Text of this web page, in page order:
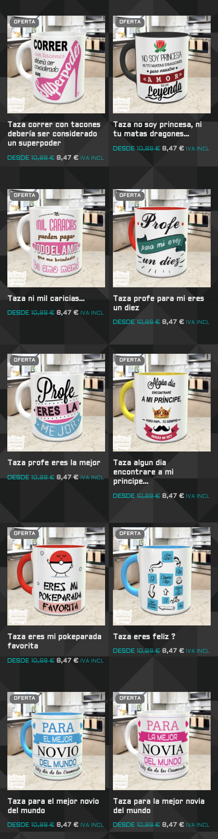
OFERTA
Taza correr con tacones
debería ser considerado
un superpoder
DESDE 10,89€ 8,47 € IVA INCL
OFERTA
Taza no soy princesa, ni
tu matas dragones…
DESDE 10,89€ 8,47€ IVA INCL
OFERTA
Taza ni mil caricias…
DESDE 10,89€ 8,47 € IVA INCL
OFERTA
Taza profe para mi eres
un diez
DESDE 10,89€ 8,47€ IVA INCL
OFERTA
Taza profe eres la mejor
DESDE 10,89€ 8,47€ IVA INCL
OFERTA
Taza algun dia
encontrare a mi
principe…
DESDE 10,89€ 8,47€ IVA INCL
OFERTA
Taza eres mi pokeparada
favorita
DESDE 10,89€ 8,47 € IVA INCL
OFERTA
Taza eres feliz ?
DESDE 10,89€ 8,47€ IVA INCL
OFERTA
Taza para el mejor novio
del mundo
DESDE 10,89€ 8,47 € IVA INCL
OFERTA
Taza para la mejor novia
del mundo
DESDE 10,89€ 8,47€ IVA INCL